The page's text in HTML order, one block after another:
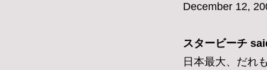
December 12,
スタービーチ
日本最大、だれ